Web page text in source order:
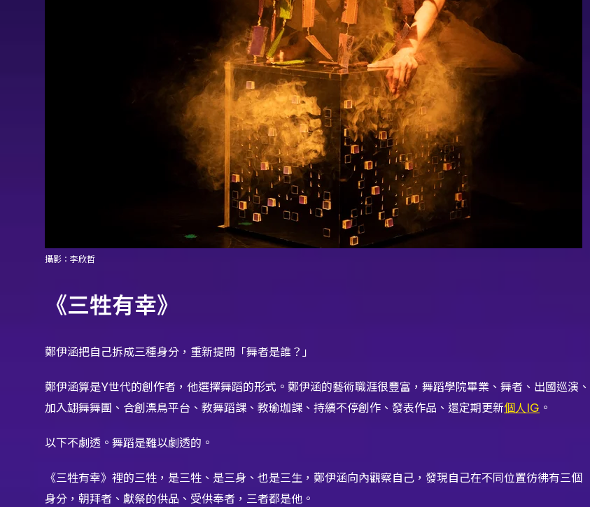
攝影：李欣哲
《三牲有幸》
鄭伊涵把自己拆成三種身分，重新提問「舞者是誰？」
鄭伊涵算是Y世代的創作者，他選擇舞蹈的形式。鄭伊涵的藝術職涯很豐富，舞蹈學院畢業、舞者、出國巡演、
加入翃舞舞團、合創漂鳥平台、教舞蹈課、教瑜珈課、持續不停創作、發表作品、還定期更新個人IG 。
以下不劇透。舞蹈是難以劇透的。
《三牲有幸》裡的三牲，是三牲、是三身、也是三生，鄭伊涵向內觀察自己，發現自己在不同位置彷彿有三個
身分，朝拜者、獻祭的供品、受供奉者，三者都是他。